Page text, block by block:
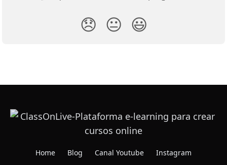
😞 😐 😃
Home Blog Canal Youtube Instagram